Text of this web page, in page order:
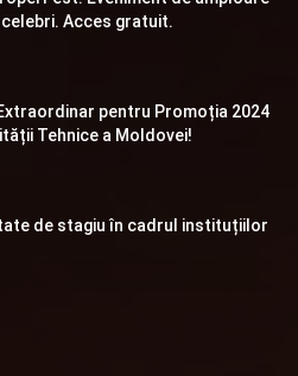
Acces gratuit.
pentru Promoția 2024
Tehnice a Moldovei!
de stagiu în cadrul instituțiilor